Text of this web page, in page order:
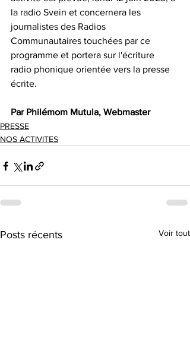
la radio Svein et concernera les
journalistes des Radios
Communautaires touchées par ce
programme et portera sur l'écriture
radio phonique orientée vers la presse
écrite.
Par Philémom Mutula, Webmaster
PRESSE
NOS ACTIVITES
Posts récents Voir tout